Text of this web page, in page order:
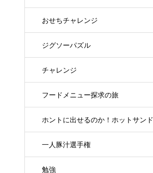
おせちチャレンジ
ジグソーパズル
チャレンジ
フードメニュー探求の旅
ホントに出せるのか！ホットサンド
一人豚汁選手権
勉強